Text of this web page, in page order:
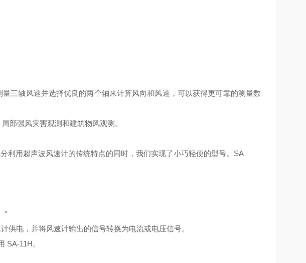
三轴风速并选择优良的两个轴来计算风向和风速，可以获得更可靠的测量数
部强风灾害观测和建筑物风观测。
利用超声波风速计的传统特点的同时，我们实现了小巧轻便的型号。SA
*
供电，并将风速计输出的信号转换为电流或电压信号。
SA-11H。